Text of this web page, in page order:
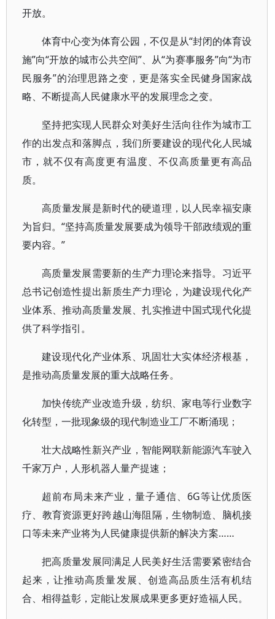
开放。
体育中心变为体育公园，不仅是从“封闭的体育设
施”向“开放的城市公共空间”、从“为赛事服务”向“为市
民服务”的治理思路之变，更是落实全民健身国家战
略、不断提高人民健康水平的发展理念之变。
坚持把实现人民群众对美好生活向往作为城市工
作的出发点和落脚点，我们所要建设的现代化人民城
市，就不仅有高度更有温度、不仅高质量更有高品
质。
高质量发展是新时代的硬道理，以人民幸福安康
为旨归。“坚持高质量发展要成为领导干部政绩观的重
要内容。”
高质量发展需要新的生产力理论来指导。习近平
总书记创造性提出新质生产力理论，为建设现代化产
业体系、推动高质量发展、扎实推进中国式现代化提
供了科学指引。
建设现代化产业体系、巩固壮大实体经济根基，
是推动高质量发展的重大战略任务。
加快传统产业改造升级，纺织、家电等行业数字
化转型，一批现象级的现代制造业工厂不断涌现；
壮大战略性新兴产业，智能网联新能源汽车驶入
千家万户，人形机器人量产提速；
超前布局未来产业，量子通信、6G等让优质医
疗、教育资源更好跨越山海阻隔，生物制造、脑机接
口等未来产业将为人民健康提供新的解决方案……
把高质量发展同满足人民美好生活需要紧密结合
起来，让推动高质量发展、创造高品质生活有机结
合、相得益彰，定能让发展成果更多更好造福人民。